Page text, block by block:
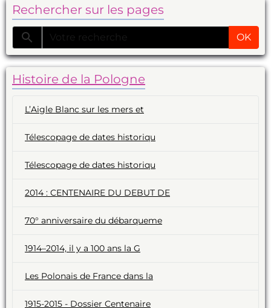
Rechercher sur les pages
OK
Histoire de la Pologne
L’Aigle Blanc sur les mers et
Télescopage de dates historiqu
Télescopage de dates historiqu
2014 : CENTENAIRE DU DEBUT DE
70° anniversaire du débarqueme
1914–2014, il y a 100 ans la G
Les Polonais de France dans la
1915-2015 - Dossier Centenaire